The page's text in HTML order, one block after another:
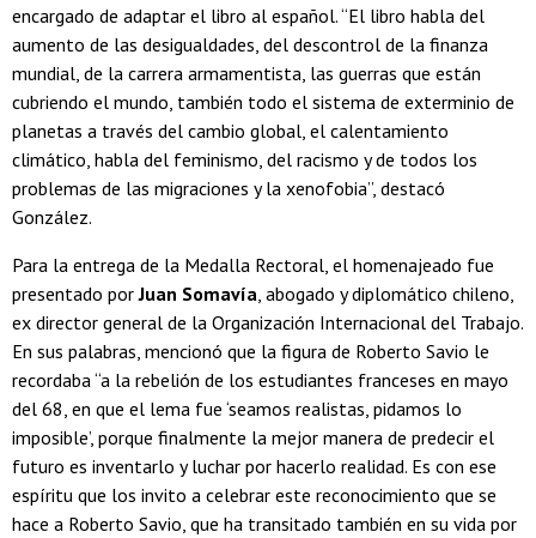
encargado de adaptar el libro al español. “El libro habla del
aumento de las desigualdades, del descontrol de la finanza
mundial, de la carrera armamentista, las guerras que están
cubriendo el mundo, también todo el sistema de exterminio de
planetas a través del cambio global, el calentamiento
climático, habla del feminismo, del racismo y de todos los
problemas de las migraciones y la xenofobia”, destacó
González.
Para la entrega de la Medalla Rectoral, el homenajeado fue
presentado porJuan Somavía , abogado y diplomático chileno,
ex director general de la Organización Internacional del Trabajo.
En sus palabras, mencionó que la figura de Roberto Savio le
recordaba “a la rebelión de los estudiantes franceses en mayo
del 68, en que el lema fue ‘seamos realistas, pidamos lo
imposible’, porque finalmente la mejor manera de predecir el
futuro es inventarlo y luchar por hacerlo realidad. Es con ese
espíritu que los invito a celebrar este reconocimiento que se
hace a Roberto Savio, que ha transitado también en su vida por